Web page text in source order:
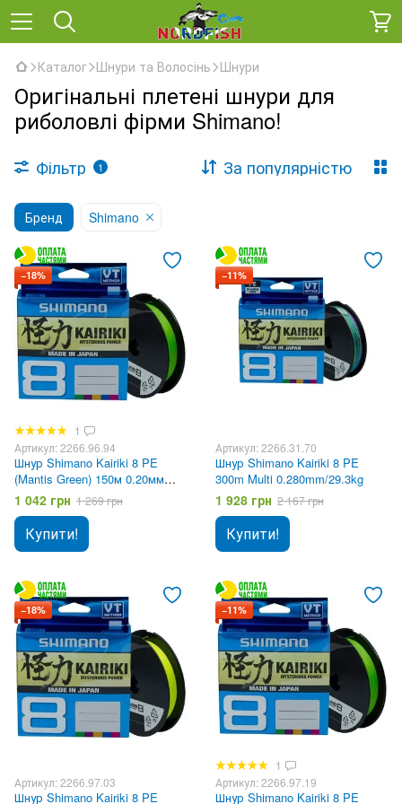
Каталог Шнури та Волосінь Шнури
Оригінальні плетені шнури для
риболовлі фірми Shimano!
Фільтр 1 За популярністю
Бренд Shimano
−18%
1
Артикул: 2266.96.94
Шнур Shimano Kairiki 8 PE
(Mantis Green) 150м 0.20мм
17.1kg
1 042 грн 1 269 грн
Купити!
−11%
Артикул: 2266.31.70
Шнур Shimano Kairiki 8 PE
300m Multi 0.280mm/29.3kg
1 928 грн 2 167 грн
Купити!
−18%
Артикул: 2266.97.03
Шнур Shimano Kairiki 8 PE
−11%
1
Артикул: 2266.97.19
Шнур Shimano Kairiki 8 PE